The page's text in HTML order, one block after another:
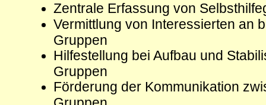
Zentrale Erfassung von
Vermittlung von Interessierten an
Gruppen
Hilfestellung bei Aufbau und
Gruppen
Förderung der Kommunikation